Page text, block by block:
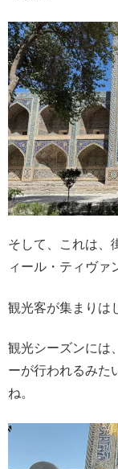
そして、これは、
ィール・ティヴァ
観光客が集まりは
観光シーズンには
ーが行われるみた
ね。